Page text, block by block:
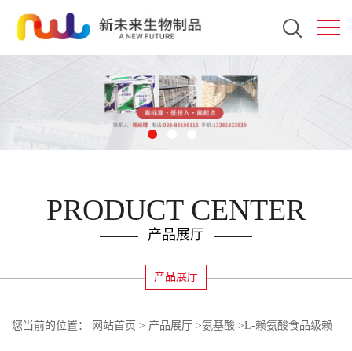
PRODUCT CENTER
产品展厅
产品展厅
您当前的位置： 网站首页 > 产品展厅 >氨基酸 >L-赖氨酸食品级赖